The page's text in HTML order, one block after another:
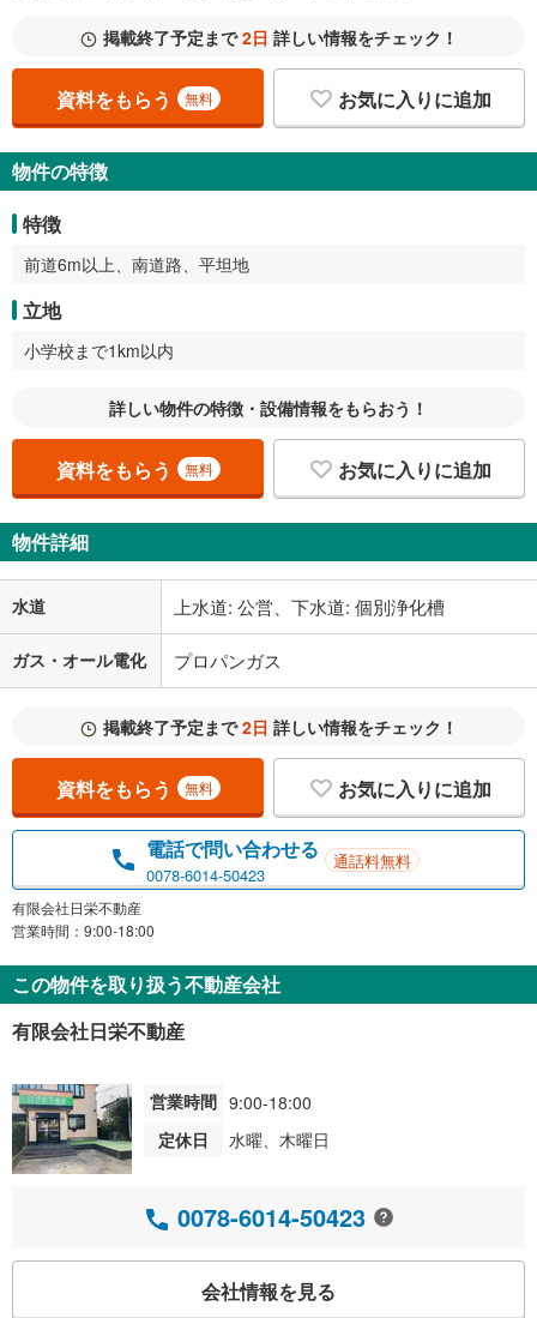
掲載終了予定まで2日 詳しい情報をチェック！
資料をもらう 無料 お気に入りに追加
物件の特徴
特徴
前道6m以上、南道路、平坦地
立地
小学校まで1km以内
詳しい物件の特徴・設備情報をもらおう！
資料をもらう 無料 お気に入りに追加
物件詳細
水道 上水道: 公営、下水道: 個別浄化槽
ガス・オール電化 プロパンガス
掲載終了予定まで2日 詳しい情報をチェック！
資料をもらう 無料 お気に入りに追加
電話で問い合わせる
0078-6014-50423
通話料無料
有限会社日栄不動産
営業時間：9:00-18:00
この物件を取り扱う不動産会社
有限会社日栄不動産
営業時間 9:00-18:00
定休日
水曜、木曜日
0078-6014-50423
会社情報を見る